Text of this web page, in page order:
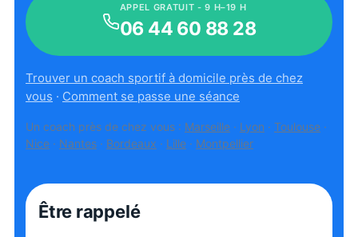
APPEL GRATUIT - 9 H–19 H
06 44 60 88 28
Trouver un coach sportif à domicile près de chez
vous · Comment se passe une séance
Un coach près de chez vous : Marseille · Lyon · Toulouse ·
Nice · Nantes · Bordeaux · Lille · Montpellier
Être rappelé